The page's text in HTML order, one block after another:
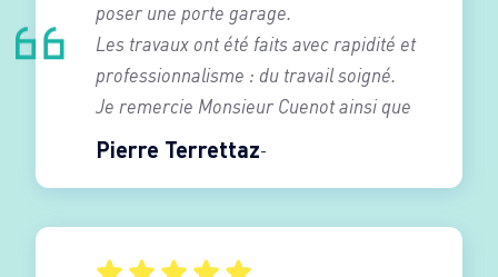
Pierre Terrettaz
poser une porte garage.
Les travaux ont été faits avec rapidité et
professionnalisme : du travail soigné.
Je remercie Monsieur Cuenot ainsi que
son équipe de poseur .